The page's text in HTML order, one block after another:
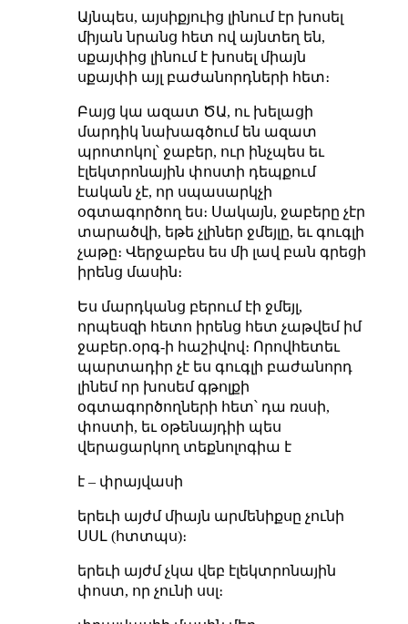
Այնպես, այսիքյուից լինում էր խոսել
միյան նրանց հետ ով այնտեղ են,
սքայփից լինում է խոսել միայն
սքայփի այլ բաժանորդների հետ։
Բայց կա ազատ ԾԱ, ու խելացի
մարդիկ նախագծում են ազատ
պրոտոկոլ՝ ջաբեր, ուր ինչպես եւ
էլեկտրոնային փոստի դեպքում
էական չէ, որ սպասարկչի
օգտագործող ես։ Սակայն, ջաբերը չէր
տարածվի, եթե չլիներ ջմեյլը, եւ գուգլի
չաթը։ Վերջաբես ես մի լավ բան գրեցի
իրենց մասին։
Ես մարդկանց բերում էի ջմեյլ,
որպեսզի հետո իրենց հետ չաթվեմ իմ
ջաբեր․օրգ-ի հաշիվով։ Որովհետեւ
պարտադիր չէ ես գուգլի բաժանորդ
լինեմ որ խոսեմ գթոլքի
օգտագործողների հետ՝ դա ռսսի,
փոստի, եւ օթենայդիի պես
վերացարկող տեքնոլոգիա է
է – փրայվասի
երեւի այժմ միայն արմենիքսը չունի
ՍՍԼ (հտտպս)։
երեւի այժմ չկա վեբ էլեկտրոնային
փոստ, որ չունի սսլ։